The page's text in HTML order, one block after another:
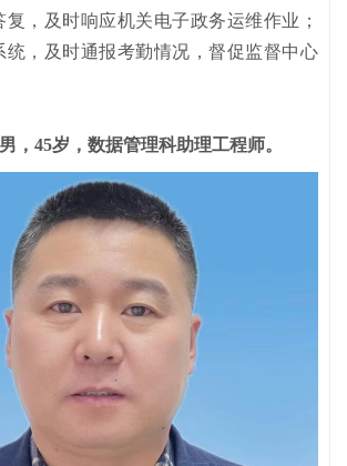
，及时响应机关电子政务运维作业；
统，及时通报考勤情况，督促监督中心
，45岁，数据管理科助理工程师。